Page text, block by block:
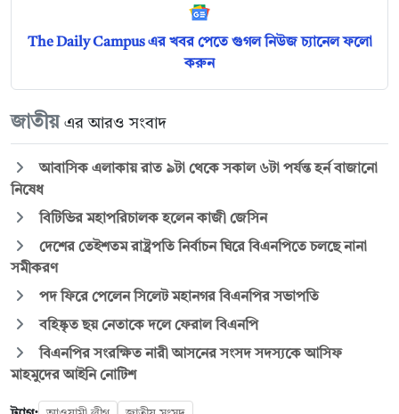
The Daily Campus এর খবর পেতে গুগল নিউজ চ্যানেল ফলো
করুন
জাতীয় এর আরও সংবাদ
আবাসিক এলাকায় রাত ৯টা থেকে সকাল ৬টা পর্যন্ত হর্ন বাজানো
নিষেধ
বিটিভির মহাপরিচালক হলেন কাজী জেসিন
দেশের তেইশতম রাষ্ট্রপতি নির্বাচন ঘিরে বিএনপিতে চলছে নানা
সমীকরণ
পদ ফিরে পেলেন সিলেট মহানগর বিএনপির সভাপতি
বহিষ্কৃত ছয় নেতাকে দলে ফেরাল বিএনপি
বিএনপির সংরক্ষিত নারী আসনের সংসদ সদস্যকে আসিফ
মাহমুদের আইনি নোটিশ